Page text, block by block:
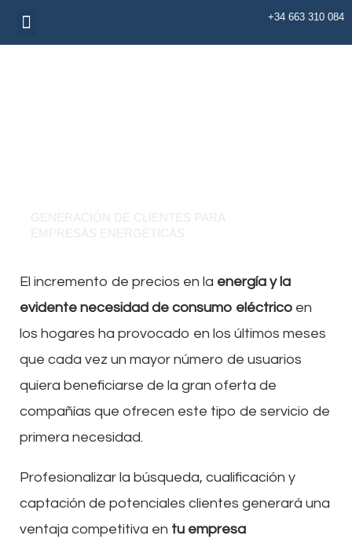
Menu +34 663 310 084
El incremento de precios en la energía y la
evidente necesidad de consumo eléctrico en
los hogares ha provocado en los últimos meses
que cada vez un mayor número de usuarios
quiera beneficiarse de la gran oferta de
compañías que ofrecen este tipo de servicio de
primera necesidad.
Profesionalizar la búsqueda, cualificación y
captación de potenciales clientes generará una
ventaja competitiva en tu empresa